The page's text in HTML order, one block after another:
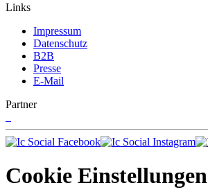
Links
Impressum
Datenschutz
B2B
Presse
E-Mail
Partner
Cookie Einstellungen